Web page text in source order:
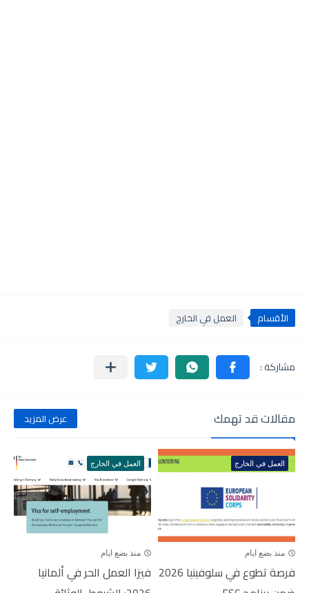
الأقسام العمل في الخارج
مقالات قد تهمك عرض المزيد
العمل في الخارج
منذ بضع ايام
فرصة تطوع في سلوفينيا 2026
العمل في الخارج
منذ بضع ايام
فيزا العمل الحر في ألمانيا